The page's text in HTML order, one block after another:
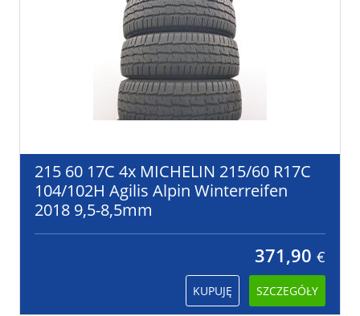
215 60 17C 4x MICHELIN 215/60 R17C
104/102H Agilis Alpin Winterreifen
2018 9,5-8,5mm
371,90 €
KUPUJĘ SZCZEGÓŁY